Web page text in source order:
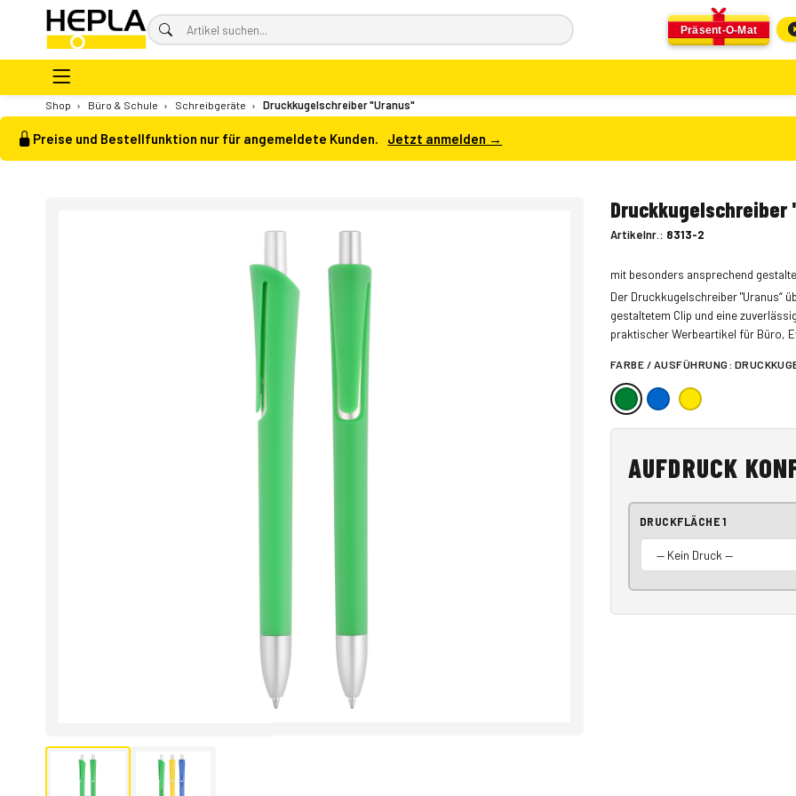
Präsent-O-Mat
Shop › Büro & Schule › Schreibgeräte › Druckkugelschreiber "Uranus"
Preise und Bestellfunktion nur für angemeldete Kunden. Jetzt anmelden →
Druckkugelschreiber
Artikelnr.: 8313-2
mit besonders ansprechend
Der Druckkugelschreiber "Uranus“
gestaltetem Clip und eine
praktischer Werbeartikel für Büro,
FARBE / AUSFÜHRUNG:
AUFDRUCK
DRUCKFLÄCHE 1